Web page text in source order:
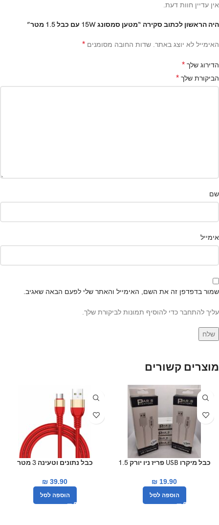
אין עדיין חוות דעת.
היה הראשון לכתוב סקירה “מטען סמסונג 15W עם כבל 1.5 מטר”
האימייל לא יוצג באתר. שדות החובה מסומנים *
הדירוג שלך *
הביקורת שלך *
שם
אימייל
שמור בדפדפן זה את השם, האימייל והאתר שלי לפעם הבאה שאגיב.
עליך להתחבר כדי להוסיף תמונות לביקורת שלך.
מוצרים קשורים
כבל מיקרו USB פריז ניו יורק 1.5
₪ 19.90
הוספה לסל
כבל נתונים וטעינה 3 מטר
₪ 39.90
הוספה לסל